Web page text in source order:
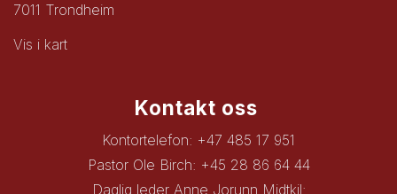
7011 Trondheim
Vis i kart
Kontakt oss
Kontortelefon: +47 485 17 951
Pastor Ole Birch: +45 28 86 64 44
Daglig leder Anne Jorunn Midtkil: